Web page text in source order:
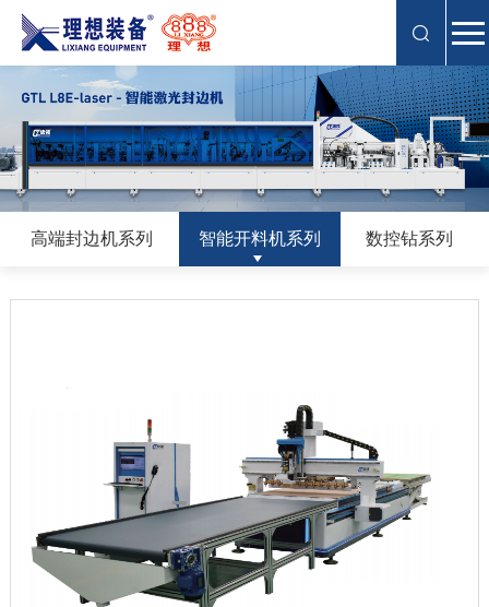
高端封边机系列 智能开料机系列 数控钻系列